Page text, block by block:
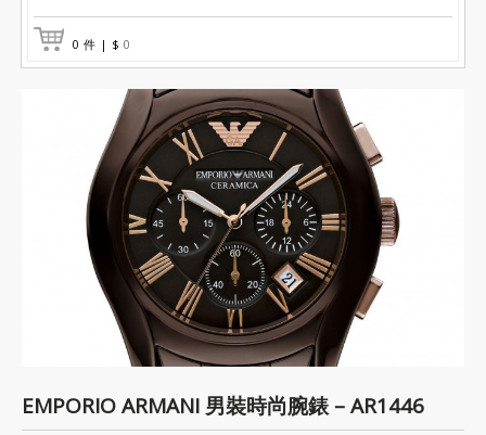
0 件 | $ 0
EMPORIO ARMANI 男裝時尚腕錶 – AR1446